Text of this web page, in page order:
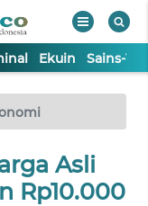
Ekuin Sains-
Asli
Rp10.000